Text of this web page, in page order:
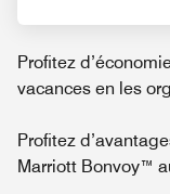
Profitez
vacances en les
Profitez
Marriott Bonvoy™